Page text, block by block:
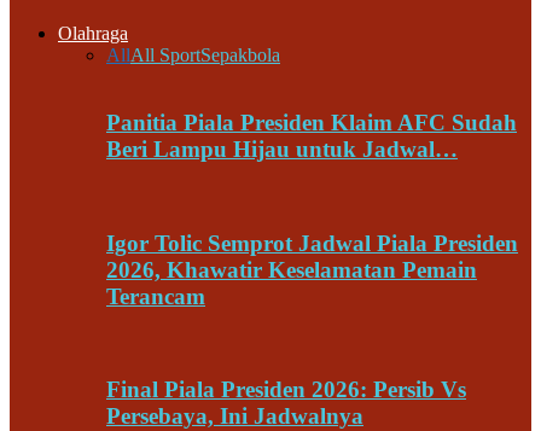
Olahraga
AllAll SportSepakbola
Panitia Piala Presiden Klaim AFC Sudah
Beri Lampu Hijau untuk Jadwal…
Igor Tolic Semprot Jadwal Piala Presiden
2026, Khawatir Keselamatan Pemain
Terancam
Final Piala Presiden 2026: Persib Vs
Persebaya, Ini Jadwalnya